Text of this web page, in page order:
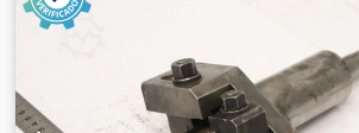
tamaños de eje: 25-180 mm -Precio: por
42 kg Dwodpoc Innqofx Algea